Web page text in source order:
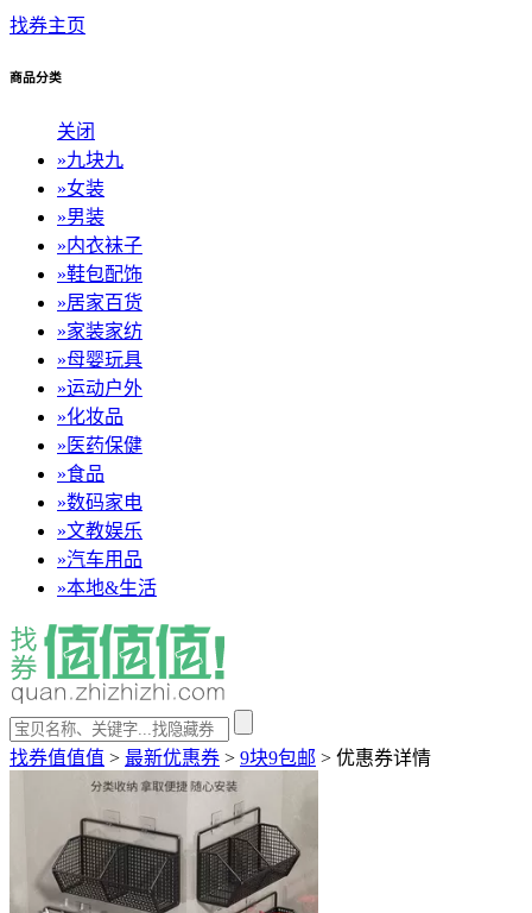
找券主页
商品分类
关闭
»九块九
»女装
»男装
»内衣袜子
»鞋包配饰
»居家百货
»家装家纺
»母婴玩具
»运动户外
»化妆品
» 医药保健
»食品
»数码家电
»文教娱乐
»汽车用品
»本地&生活
找券值值值 > 最新优惠券 > 9块9包邮 > 优惠券详情